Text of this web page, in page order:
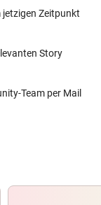
jetzigen Zeitpunkt
Story
Team per Mail